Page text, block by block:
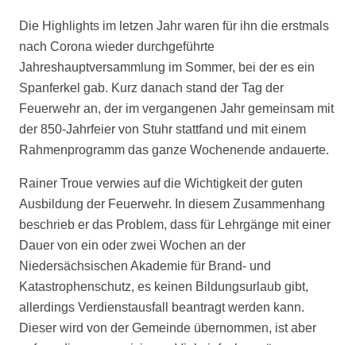
Die Highlights im letzen Jahr waren für ihn die erstmals
nach Corona wieder durchgeführte
Jahreshauptversammlung im Sommer, bei der es ein
Spanferkel gab. Kurz danach stand der Tag der
Feuerwehr an, der im vergangenen Jahr gemeinsam mit
der 850-Jahrfeier von Stuhr stattfand und mit einem
Rahmenprogramm das ganze Wochenende andauerte.
Rainer Troue verwies auf die Wichtigkeit der guten
Ausbildung der Feuerwehr. In diesem Zusammenhang
beschrieb er das Problem, dass für Lehrgänge mit einer
Dauer von ein oder zwei Wochen an der
Niedersächsischen Akademie für Brand- und
Katastrophenschutz, es keinen Bildungsurlaub gibt,
allerdings Verdienstausfall beantragt werden kann.
Dieser wird von der Gemeinde übernommen, ist aber